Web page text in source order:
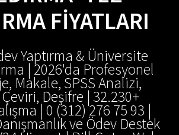
FIYATLARI
Yaptırma & Üniversite
| 2026'da Profesyonel
Makale, SPSS Analizi,
Deşifre | 32.230+
| 0 (312) 276 75 93 |
ve Ödev Destek